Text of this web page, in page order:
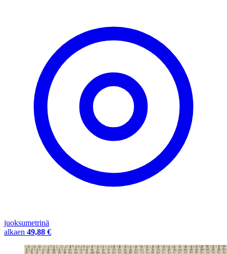
juoksumetrinä
alkaen 49,88 €